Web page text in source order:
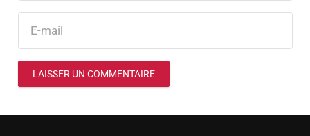
LAISSER UN COMMENTAIRE